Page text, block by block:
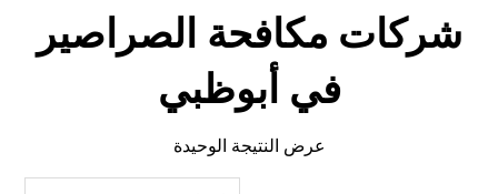
شركات مكافحة الصراصير
في أبوظبي
عرض النتيجة الوحيدة